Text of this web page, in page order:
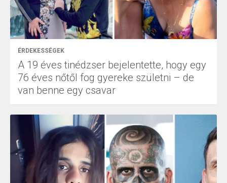
ÉRDEKESSÉGEK
A 19 éves tinédzser bejelentette, hogy egy
76 éves nőtől fog gyereke születni – de
van benne egy csavar